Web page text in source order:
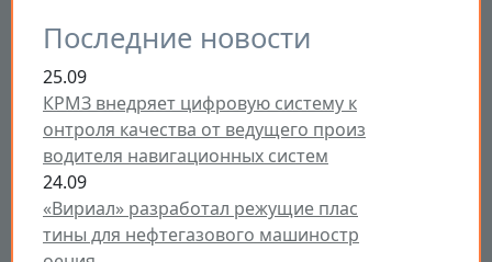
Последние новости
25.09
КРМЗ внедряет цифровую систему к
онтроля качества от ведущего произ
водителя навигационных систем
24.09
«Вириал» разработал режущие плас
тины для нефтегазового машиностр